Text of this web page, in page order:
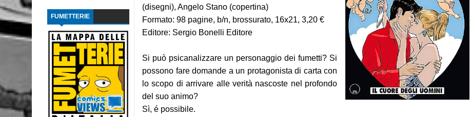
Recensione: Y, l'ultimo uomo 1
Recensione: L'ascesa di Thanos
Focus: Il Phantom di Paul Ryan
Recensione: Something is Killing the Children 1-2
Focus: Il Phantom di Sy Barry - Seconda parte
FUMETTERIE
(disegni), Angelo Stano (copertina)
Formato: 98 pagine, b/n, brossurato, 16x21, 3,20 €
Editore: Sergio Bonelli Editore
Si può psicanalizzare un personaggio dei fumetti? Si
possono fare domande a un protagonista di carta con
lo scopo di arrivare alle verità nascoste nel profondo
del suo animo?
Sì, é possibile.